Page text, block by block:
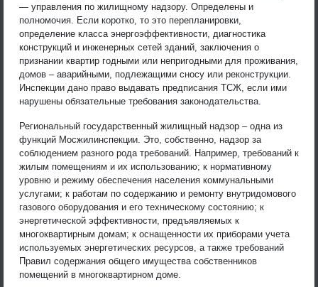
— управления по жилищному надзору. Определены и
полномочия. Если коротко, то это перепланировки,
определение класса энергоэффективности, диагностика
конструкций и инженерных сетей зданий, заключения о
признании квартир годными или непригодными для проживания,
домов – аварийными, подлежащими сносу или реконструкции.
Инспекции дано право выдавать предписания ТСЖ, если ими
нарушены обязательные требования законодательства.
Региональный государственный жилищный надзор – одна из
функций Мосжилинспекции. Это, собственно, надзор за
соблюдением разного рода требований. Например, требований к
жилым помещениям и их использованию; к нормативному
уровню и режиму обеспечения населения коммунальными
услугами; к работам по содержанию и ремонту внутридомового
газового оборудования и его техническому состоянию; к
энергетической эффективности, предъявляемых к
многоквартирным домам; к оснащенности их приборами учета
используемых энергетических ресурсов, а также требований
Правил содержания общего имущества собственников
помещений в многоквартирном доме.